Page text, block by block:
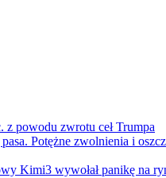
z powodu zwrotu ceł Trumpa
Potężne zwolnienia i
Kimi3 wywołał panikę na